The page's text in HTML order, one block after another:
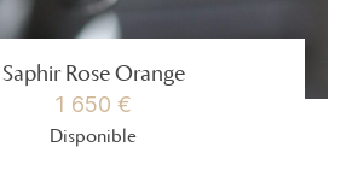
Saphir Rose Orange
1 650 €
Disponible